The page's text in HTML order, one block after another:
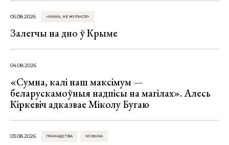
05.08.2026 «МАМА, НЕ ЖУРЫСЯ!»
Залегчы на дно ў Крыме
04.08.2026
«Сумна, калі наш максімум —
беларускамоўныя надпісы на магілах». Алесь
Кіркевіч адказвае Міколу Бугаю
03.08.2026 ГРАМАДСТВА МУЗЫКА